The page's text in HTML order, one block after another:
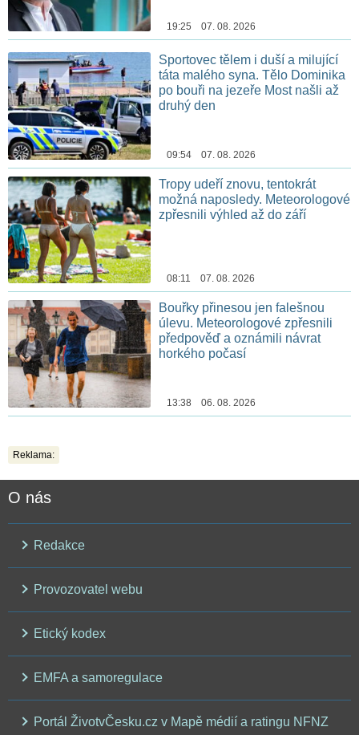
19:25 07. 08. 2026
Sportovec tělem i duší a milující
táta malého syna. Tělo Dominika
po bouři na jezeře Most našli až
druhý den
09:54 07. 08. 2026
Tropy udeří znovu, tentokrát
možná naposledy. Meteorologové
zpřesnili výhled až do září
08:11 07. 08. 2026
Bouřky přinesou jen falešnou
úlevu. Meteorologové zpřesnili
předpověď a oznámili návrat
horkého počasí
13:38 06. 08. 2026
Reklama:
O nás
Redakce
Provozovatel webu
Etický kodex
EMFA a samoregulace
Portál ŽivotvČesku.cz v Mapě médií a ratingu NFNZ